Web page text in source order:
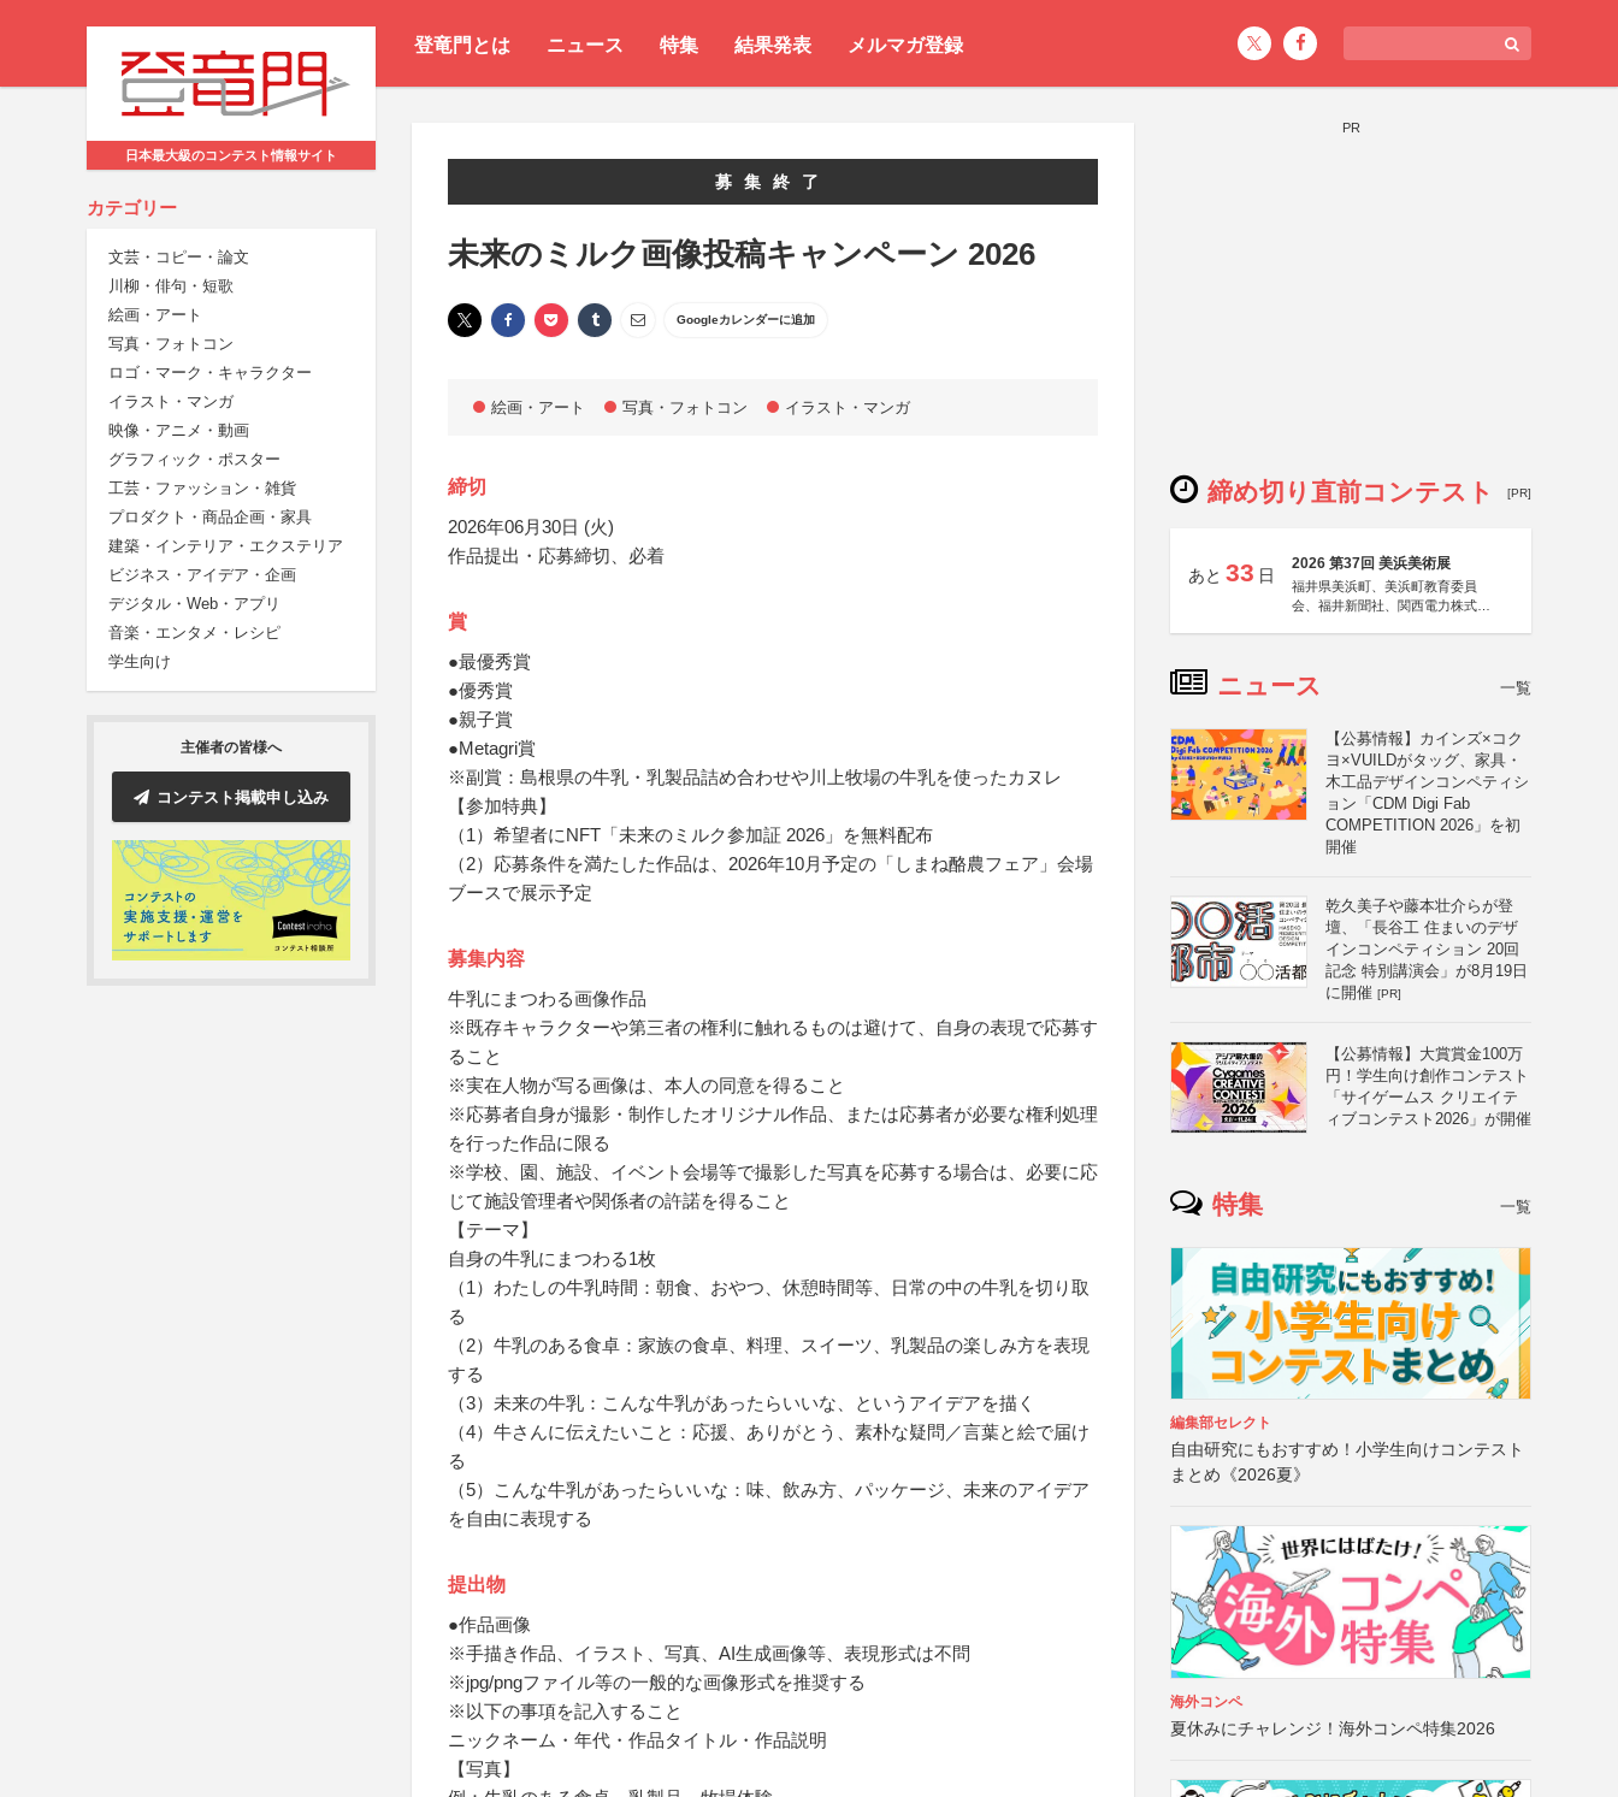
登竜門とは ニュース 特集 結果発表 メルマガ登録
日本最大級のコンテスト情報サイト
カテゴリー
文芸・コピー・論文
川柳・俳句・短歌
絵画・アート
写真・フォトコン
ロゴ・マーク・キャラクター
イラスト・マンガ
映像・アニメ・動画
グラフィック・ポスター
工芸・ファッション・雑貨
プロダクト・商品企画・家具
建築・インテリア・エクステリア
ビジネス・アイデア・企画
デジタル・Web・アプリ
音楽・エンタメ・レシピ
学生向け
主催者の皆様へ
コンテスト掲載申し込み
募集終了
未来のミルク画像投稿キャンペーン 2026
Googleカレンダーに追加
絵画・アート 写真・フォトコン イラスト・マンガ
締切
2026年06月30日 (火)
作品提出・応募締切、必着
賞
●最優秀賞
●優秀賞
●親子賞
●Metagri賞
※副賞：島根県の牛乳・乳製品詰め合わせや川上牧場の牛乳を使ったカヌレ
【参加特典】
（1）希望者にNFT「未来のミルク参加証 2026」を無料配布
（2）応募条件を満たした作品は、2026年10月予定の「しまね酪農フェア」会場
ブースで展示予定
募集内容
牛乳にまつわる画像作品
※既存キャラクターや第三者の権利に触れるものは避けて、自身の表現で応募す
ること
※実在人物が写る画像は、本人の同意を得ること
※応募者自身が撮影・制作したオリジナル作品、または応募者が必要な権利処理
を行った作品に限る
※学校、園、施設、イベント会場等で撮影した写真を応募する場合は、必要に応
じて施設管理者や関係者の許諾を得ること
【テーマ】
自身の牛乳にまつわる1枚
（1）わたしの牛乳時間：朝食、おやつ、休憩時間等、日常の中の牛乳を切り取
る
（2）牛乳のある食卓：家族の食卓、料理、スイーツ、乳製品の楽しみ方を表現
する
（3）未来の牛乳：こんな牛乳があったらいいな、というアイデアを描く
（4）牛さんに伝えたいこと：応援、ありがとう、素朴な疑問／言葉と絵で届け
る
（5）こんな牛乳があったらいいな：味、飲み方、パッケージ、未来のアイデア
を自由に表現する
提出物
●作品画像
※手描き作品、イラスト、写真、AI生成画像等、表現形式は不問
※jpg/pngファイル等の一般的な画像形式を推奨する
※以下の事項を記入すること
ニックネーム・年代・作品タイトル・作品説明
【写真】
PR
締め切り直前コンテスト [PR]
あと 33 日
2026 第37回 美浜美術展
福井県美浜町、美浜町教育委員
会、福井新聞社、関西電力株式会
ニュース 一覧
【公募情報】カインズ×コク
ヨ×VUILDがタッグ、家具・
木工品デザインコンペティシ
ョン「CDM Digi Fab
COMPETITION 2026」を初
開催
乾久美子や藤本壮介らが登
壇、「長谷工 住まいのデザ
インコンペティション 20回
記念 特別講演会」が8月19日
に開催 [PR]
【公募情報】大賞賞金100万
円！学生向け創作コンテスト
「サイゲームス クリエイテ
ィブコンテスト2026」が開催
特集 一覧
編集部セレクト
自由研究にもおすすめ！小学生向けコンテスト
まとめ《2026夏》
海外コンペ
夏休みにチャレンジ！海外コンペ特集2026